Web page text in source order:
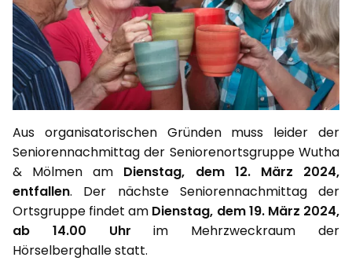
Aus organisatorischen Gründen muss leider der
Seniorennachmittag der Seniorenortsgruppe Wutha
& Mölmen am Dienstag, dem 12. März 2024,
entfallen. Der nächste Seniorennachmittag der
Ortsgruppe findet am Dienstag, dem 19. März 2024,
ab 14.00 Uhr im Mehrzweckraum der
Hörselberghalle statt.